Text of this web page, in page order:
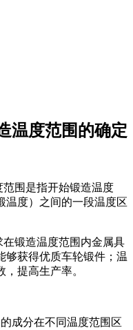
温度范围的确定
围是指开始锻造温度
温度）之间的一段温度区
锻造温度范围内金属具
够获得优质车轮锻件；温
提高生产率。
成分在不同温度范围区